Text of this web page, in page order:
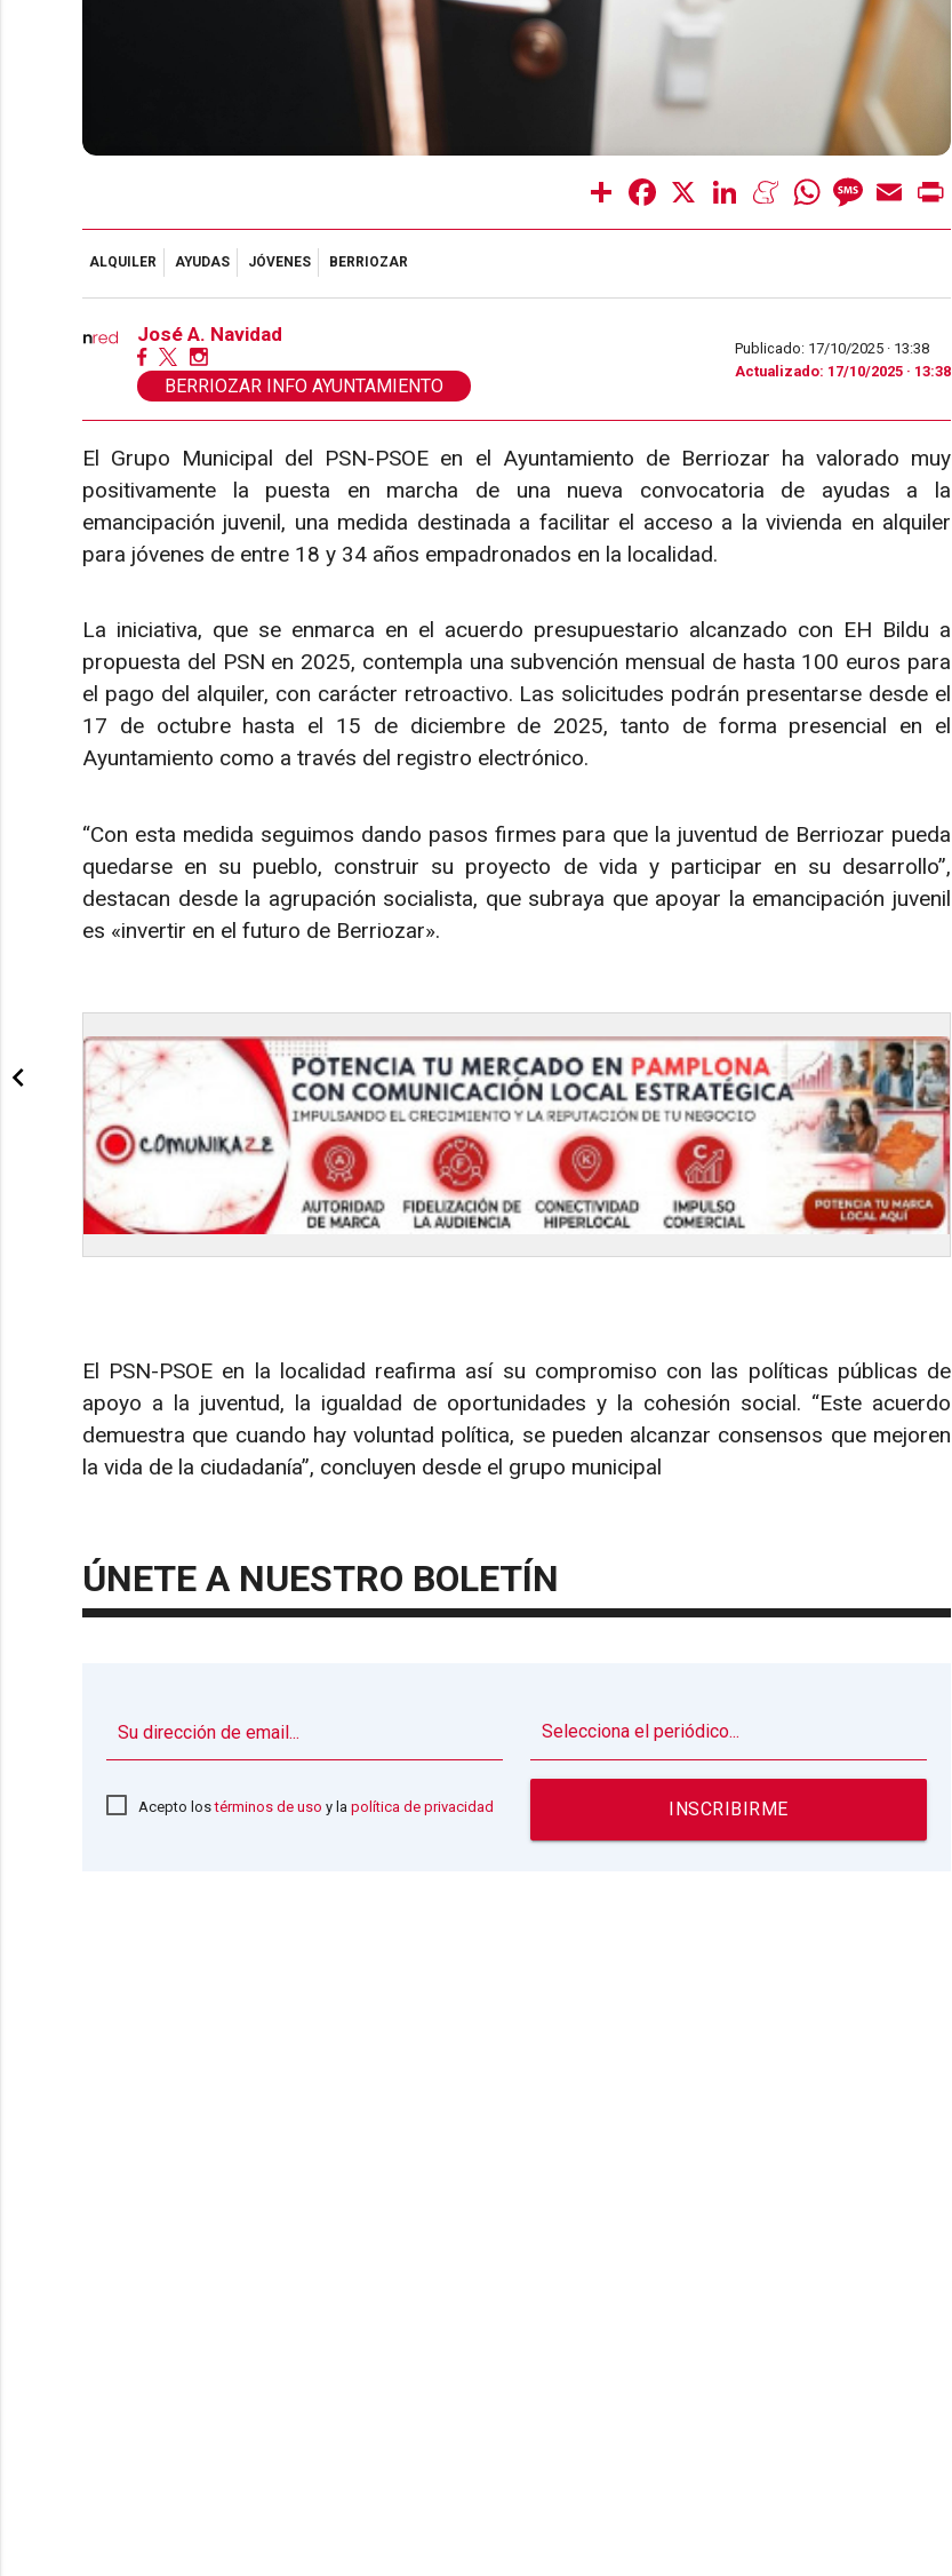
Share Facebook LinkedInMeneameWhatsAppMessage
Email
ALQUILER AYUDAS JÓVENES BERRIOZAR
José A. Navidad
BERRIOZAR INFO AYUNTAMIENTO
Publicado: 17/10/2025 · 13:38
Actualizado: 17/10/2025 · 13:38
El Grupo Municipal del PSN-PSOE en el Ayuntamiento de Berriozar ha valorado muy
positivamente la puesta en marcha de una nueva convocatoria de ayudas a la
emancipación juvenil, una medida destinada a facilitar el acceso a la vivienda en alquiler
para jóvenes de entre 18 y 34 años empadronados en la localidad.
La iniciativa, que se enmarca en el acuerdo presupuestario alcanzado con EH Bildu a
propuesta del PSN en 2025, contempla una subvención mensual de hasta 100 euros para
el pago del alquiler, con carácter retroactivo. Las solicitudes podrán presentarse desde el
17 de octubre hasta el 15 de diciembre de 2025, tanto de forma presencial en el
Ayuntamiento como a través del registro electrónico.
“Con esta medida seguimos dando pasos firmes para que la juventud de Berriozar pueda
quedarse en su pueblo, construir su proyecto de vida y participar en su desarrollo”,
destacan desde la agrupación socialista, que subraya que apoyar la emancipación juvenil
es «invertir en el futuro de Berriozar».
El PSN-PSOE en la localidad reafirma así su compromiso con las políticas públicas de
apoyo a la juventud, la igualdad de oportunidades y la cohesión social. “Este acuerdo
demuestra que cuando hay voluntad política, se pueden alcanzar consensos que mejoren
la vida de la ciudadanía”, concluyen desde el grupo municipal
ÚNETE A NUESTRO BOLETÍN
Acepto lostérminos de uso y la política de privacidad INSCRIBIRME